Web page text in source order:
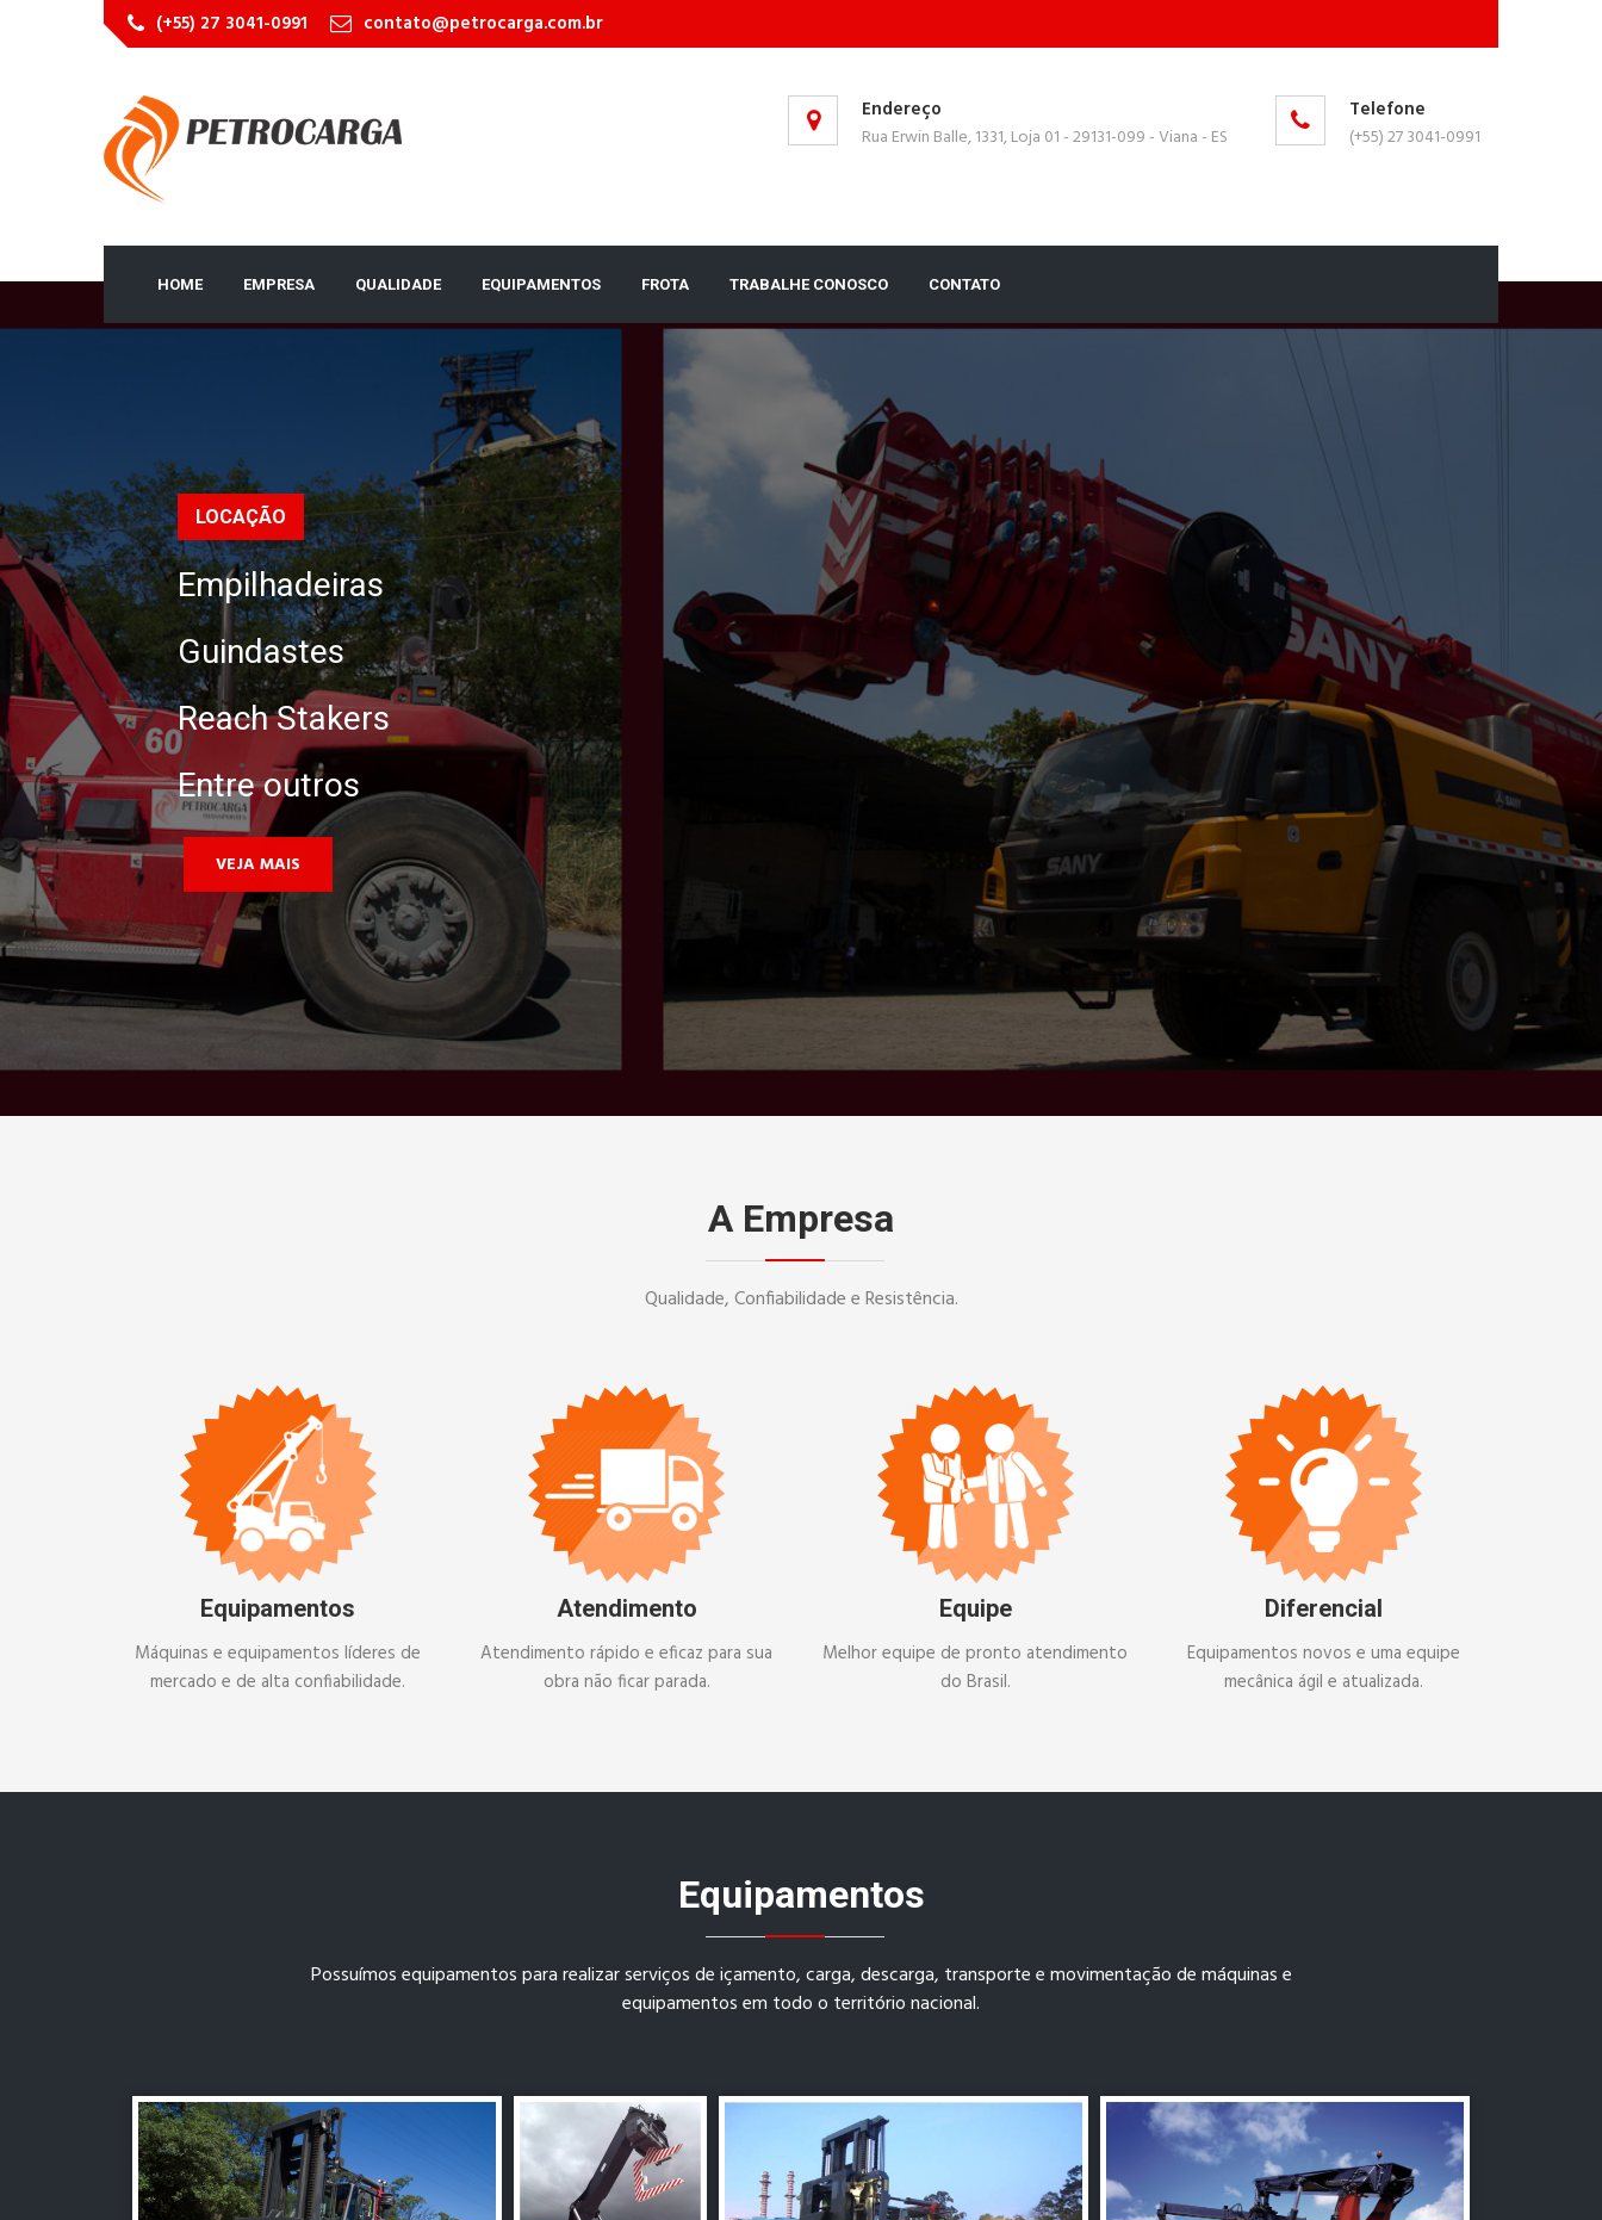
(+55) 27 3041-0991 contato@petrocarga.com.br
Endereço
Rua Erwin Balle, 1331, Loja 01 - 29131-099 - Viana - ES
Telefone
(+55) 27 3041-0991
HOME EMPRESA QUALIDADE EQUIPAMENTOS FROTA TRABALHE CONOSCO CONTATO
LOCAÇÃO
Empilhadeiras
Guindastes
Reach Stakers
Entre outros
VEJA MAIS
A Empresa
Qualidade, Confiabilidade e Resistência.
Equipamentos
Máquinas e equipamentos líderes de
mercado e de alta confiabilidade.
Atendimento
Atendimento rápido e eficaz para sua
obra não ficar parada.
Equipe
Melhor equipe de pronto atendimento
do Brasil.
Diferencial
Equipamentos novos e uma equipe
mecânica ágil e atualizada.
Equipamentos
Possuímos equipamentos para realizar serviços de içamento, carga, descarga, transporte e movimentação de máquinas e
equipamentos em todo o território nacional.